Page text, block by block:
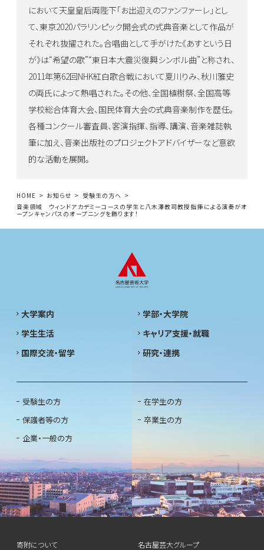
において天皇皇后両陛下「お出迎えのファンファーレ」とし
て、東京2020パラリンピック開会式の式典音楽として作品が
それぞれ抜擢された。合唱曲として手がけた《あすという日
が》は“希望の歌”“東日本大震災復興シンボル曲”と称され、
2011年第62回NHK紅白歌合戦において夏川りみ、秋川雅史
の両氏によって熱唱された。その他、全国植樹祭、全国高等
学校総合体育大会、国民体育大会の式典音楽制作を歴任。
各種コンクール審査員、客演指揮、指導、講演、音楽雑誌執
筆に加え、音楽出版社のプロジェクトアドバイザーなど意欲
的な活動を展開。
HOME お知らせ
受験生の方へ
音楽領域 ウィンドアカデミーコースの学生と八木澤教司教授指揮による演奏がオ
ープンキャンパスのオープニングを飾ります！
大学案内
学部・大学院
学生生活
キャリア支援・就職
国際交流・留学
研究・連携
受験生の方
在学生の方
保護者等の方
卒業生の方
企業・一般の方
寄附について 名古屋芸大グループ